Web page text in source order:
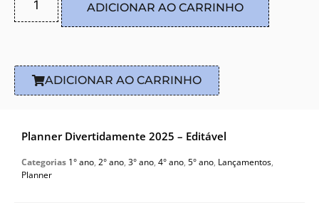
ADICIONAR AO CARRINHO
ADICIONAR AO CARRINHO
Planner Divertidamente 2025 – Editável
Categorias 1° ano, 2° ano, 3° ano, 4° ano, 5° ano, Lançamentos,
Planner